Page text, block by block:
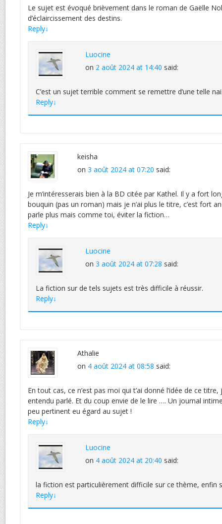
Le sujet est évoqué brièvement dans le roman de Gaëlle
d’éclaircissement des destins.
Reply↓
Luocine
on 2 août 2024 at 14:40 said:
C’est un sujet terrible comment se remettre d’une telle
Reply↓
keisha
on 3 août 2024 at 07:20 said:
Je m’intéresserais bien à la BD citée par Kathel. Il y a fort
bouquin (pas un roman) mais je n’ai plus le titre, c’est fort
parle plus mais comme toi, éviter la fiction…
Reply↓
Luocine
on 3 août 2024 at 07:28 said:
La fiction sur de tels sujets est très difficile à réussir.
Reply↓
Athalie
on 4 août 2024 at 08:58 said:
En tout cas, ce n’est pas moi qui t’ai donné l’idée de ce titre,
entendu parlé. Et du coup envie de le lire …. Un journal
peu pertinent eu égard au sujet !
Reply↓
Luocine
on 4 août 2024 at 20:40 said:
la fiction est particulièrement difficile sur ce thème, enfin
Reply↓